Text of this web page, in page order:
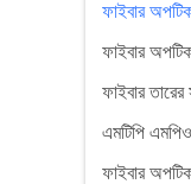
ফাইবার
ফাইবার
ফাইবার
এমটিপি
ফাইবার